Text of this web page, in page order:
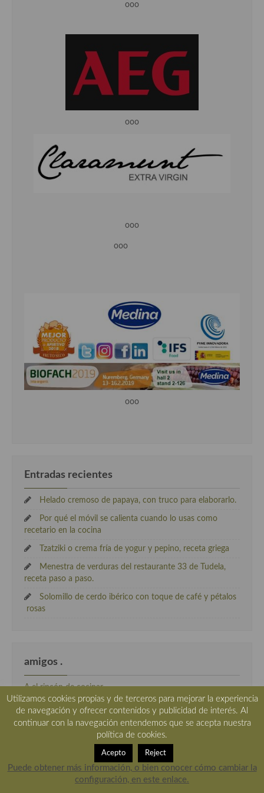
ooo
ooo
ooo
ooo
ooo
Entradas recientes
Helado cremoso de papaya, con truco para elaborarlo.
Por qué el móvil se calienta cuando lo usas como
recetario en la cocina
Tzatziki o crema fría de yogur y pepino, receta griega
Menestra de verduras del restaurante 33 de Tudela,
receta paso a paso.
Solomillo de cerdo ibérico con toque de café y pétalos
rosas
amigos .
A el rincón de cocinar
Acivecheria
AdoroCocinar
cocineros de verdad
EL mundo a bocados
Utilizamos cookies propias y de terceros para mejorar la experiencia
de navegación y ofrecer contenidos y publicidad de interés. Al
continuar con la navegación entendemos que se acepta nuestra
política de cookies.
Acepto Reject
Puede obtener más información, o bien conocer cómo cambiar la
configuración, en este enlace.